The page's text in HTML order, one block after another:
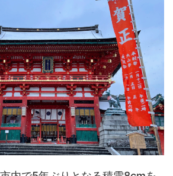
行者山に供 ...